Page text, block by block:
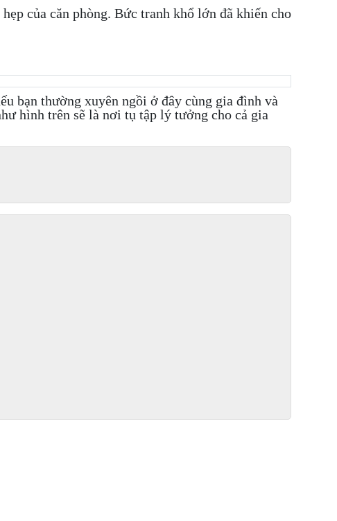
của căn phòng. Bức tranh khổ lớn đã khiến cho
bạn thường xuyên ngồi ở đây cùng gia đình và
hình trên sẽ là nơi tụ tập lý tưởng cho cả gia